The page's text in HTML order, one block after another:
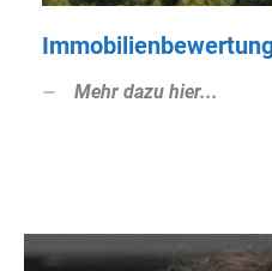
Mehr dazu hier...